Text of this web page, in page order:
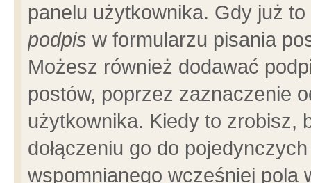
panelu użytkownika. Gdy już
podpis w formularzu pisania
Możesz również dodawać
postów, poprzez zaznaczenie
użytkownika. Kiedy to zrobisz,
dołączeniu go do
wspomnianego wcześniej pola